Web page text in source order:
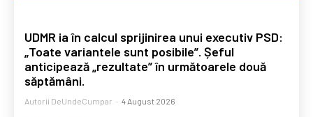
UDMR ia în calcul sprijinirea unui executiv PSD:
„Toate variantele sunt posibile”. Șeful
anticipează „rezultate” în următoarele două
săptămâni.
Autorii DeUndeCumpar - 4 August 2026